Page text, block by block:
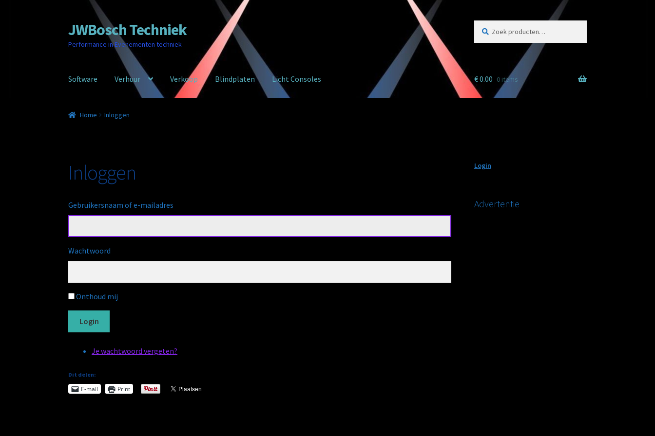
Ga
door
naar
Ga
naar
de
JWBosch Techniek
Performance in Evenementen techniek
naar:
Software Verhuur Verkoop Blindplaten Licht Consoles
Home Cookie beleid
€0.00 0 items
Home Inloggen
Inloggen
Gebruikersnaam of e-mailadres
Wachtwoord
Onthoud mij
Login
Je wachtwoord vergeten?
Dit delen:
E-mail Print
Login
Advertentie